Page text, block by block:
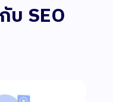
บ SEO